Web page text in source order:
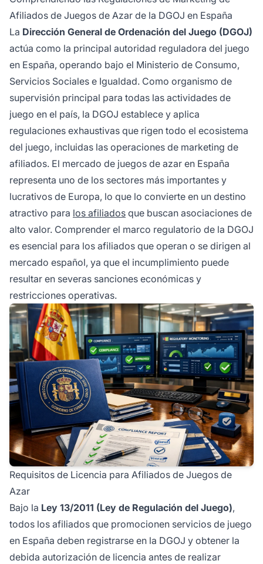
Afiliados de Juegos de Azar de la DGOJ en España
La Dirección General de Ordenación del Juego (DGOJ)
actúa como la principal autoridad reguladora del juego
en España, operando bajo el Ministerio de Consumo,
Servicios Sociales e Igualdad. Como organismo de
supervisión principal para todas las actividades de
juego en el país, la DGOJ establece y aplica
regulaciones exhaustivas que rigen todo el ecosistema
del juego, incluidas las operaciones de marketing de
afiliados. El mercado de juegos de azar en España
representa uno de los sectores más importantes y
lucrativos de Europa, lo que lo convierte en un destino
atractivo para los afiliados que buscan asociaciones de
alto valor. Comprender el marco regulatorio de la DGOJ
es esencial para los afiliados que operan o se dirigen al
mercado español, ya que el incumplimiento puede
resultar en severas sanciones económicas y
restricciones operativas.
Requisitos de Licencia para Afiliados de Juegos de
Azar
Bajo la Ley 13/2011 (Ley de Regulación del Juego),
todos los afiliados que promocionen servicios de juego
en España deben registrarse en la DGOJ y obtener la
debida autorización de licencia antes de realizar